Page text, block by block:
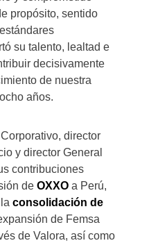
propósito, sentido
su talento, lealtad e
decisivamente
de nuestra
años.
director
y director General
contribuciones
de OXXO a Perú,
consolidación de
de Femsa
de Valora, así como